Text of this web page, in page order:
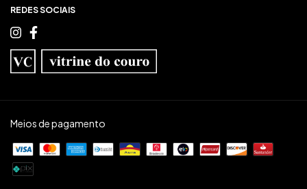
REDES SOCIAIS
Meios de pagamento